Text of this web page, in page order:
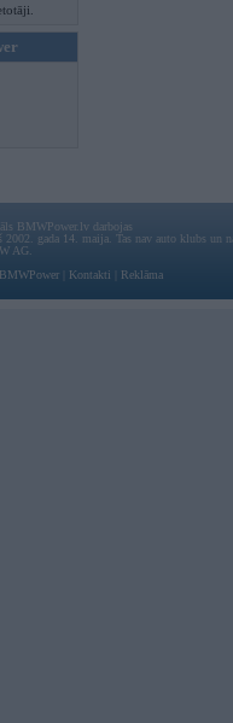
BMWPower.lv darbojas
2002. gada 14. maija. Tas nav auto klubs un
AG.
Kontakti Reklāma